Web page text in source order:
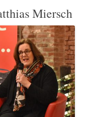
Miersch